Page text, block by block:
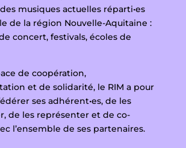
musiques actuelles réparti•es
de la région Nouvelle-Aquitaine :
concert, festivals, écoles de
de coopération,
et de solidarité, le RIM a pour
ses adhérent•es, de les
de les représenter et de co-
l’ensemble de ses partenaires.